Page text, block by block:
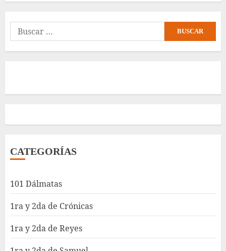
Buscar:
CATEGORÍAS
101 Dálmatas
1ra y 2da de Crónicas
1ra y 2da de Reyes